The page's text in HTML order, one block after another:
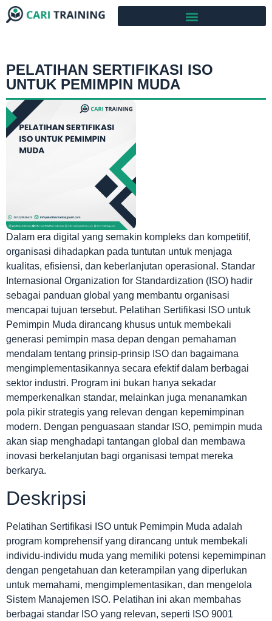
PELATIHAN SERTIFIKASI ISO
UNTUK PEMIMPIN MUDA
Dalam era digital yang semakin kompleks dan kompetitif,
organisasi dihadapkan pada tuntutan untuk menjaga
kualitas, efisiensi, dan keberlanjutan operasional. Standar
Internasional Organization for Standardization (ISO) hadir
sebagai panduan global yang membantu organisasi
mencapai tujuan tersebut. Pelatihan Sertifikasi ISO untuk
Pemimpin Muda dirancang khusus untuk membekali
generasi pemimpin masa depan dengan pemahaman
mendalam tentang prinsip-prinsip ISO dan bagaimana
mengimplementasikannya secara efektif dalam berbagai
sektor industri. Program ini bukan hanya sekadar
memperkenalkan standar, melainkan juga menanamkan
pola pikir strategis yang relevan dengan kepemimpinan
modern. Dengan penguasaan standar ISO, pemimpin muda
akan siap menghadapi tantangan global dan membawa
inovasi berkelanjutan bagi organisasi tempat mereka
berkarya.
Deskripsi
Pelatihan Sertifikasi ISO untuk Pemimpin Muda adalah
program komprehensif yang dirancang untuk membekali
individu-individu muda yang memiliki potensi kepemimpinan
dengan pengetahuan dan keterampilan yang diperlukan
untuk memahami, mengimplementasikan, dan mengelola
Sistem Manajemen ISO. Pelatihan ini akan membahas
berbagai standar ISO yang relevan, seperti ISO 9001